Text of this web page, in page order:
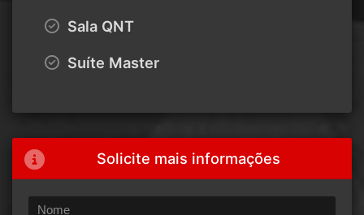
Sala QNT
Suíte Master
Solicite mais informações